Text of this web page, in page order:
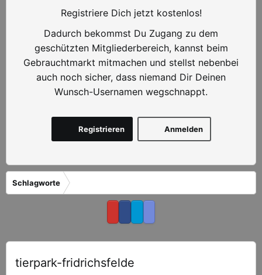
Registriere Dich jetzt kostenlos!
Dadurch bekommst Du Zugang zu dem
geschützten Mitgliederbereich, kannst beim
Gebrauchtmarkt mitmachen und stellst nebenbei
auch noch sicher, dass niemand Dir Deinen
Wunsch-Usernamen wegschnappt.
Anmelden
Registrieren
Schlagworte
tierpark-fridrichsfelde